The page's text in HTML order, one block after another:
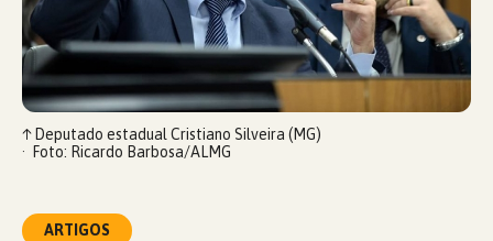
ARTIGOS
↑Deputado estadual Cristiano Silveira (MG)
Foto: Ricardo Barbosa/ALMG